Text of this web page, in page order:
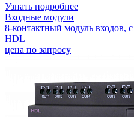
Узнать подробнее
Входные модули
8-контактный модуль входов,
HDL
цена по запросу